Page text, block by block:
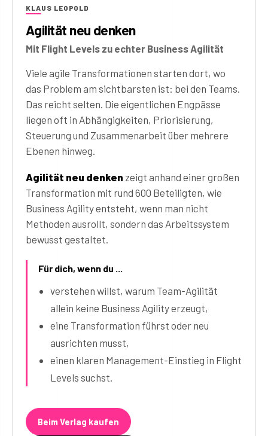
KLAUS LEOPOLD
Agilität neu denken
Mit Flight Levels zu echter Business Agilität
Viele agile Transformationen starten dort, wo
das Problem am sichtbarsten ist: bei den Teams.
Das reicht selten. Die eigentlichen Engpässe
liegen oft in Abhängigkeiten, Priorisierung,
Steuerung und Zusammenarbeit über mehrere
Ebenen hinweg.
Agilität neu denken zeigt anhand einer großen
Transformation mit rund 600 Beteiligten, wie
Business Agility entsteht, wenn man nicht
Methoden ausrollt, sondern das Arbeitssystem
bewusst gestaltet.
Für dich, wenn du ...
verstehen willst, warum Team-Agilität
allein keine Business Agility erzeugt,
eine Transformation führst oder neu
ausrichten musst,
einen klaren Management-Einstieg in Flight
Levels suchst.
Beim Verlag kaufen